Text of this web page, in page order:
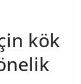
kök